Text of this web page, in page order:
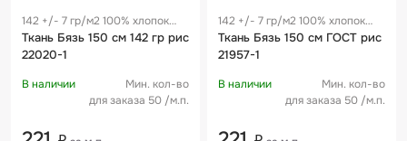
142 +/- 7 гр/м2 100% хлопок
0.29 м
Ткань Бязь 150 см 142 гр рис
22020-1
В наличии
Мин. кол-во
для заказа 50 /м.п.
142 +/- 7 гр/м2 100% хлопок
0.29 м
Ткань Бязь 150 см ГОСТ рис
21957-1
В наличии
Мин. кол-во
для заказа 50 /м.п.